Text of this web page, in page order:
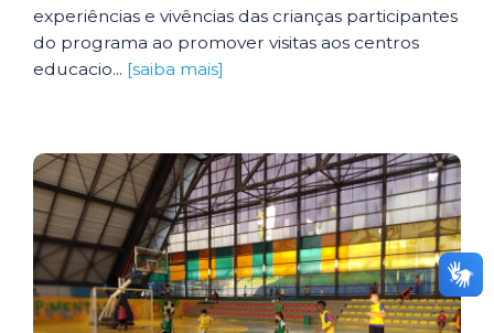
experiências e vivências das crianças participantes
do programa ao promover visitas aos centros
educacio... [saiba mais]